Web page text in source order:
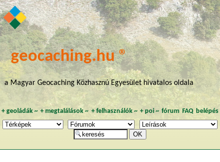
geocaching.hu ®
a Magyar Geocaching Közhasznú Egyesület hivatalos oldala
+ geoládák~ +megtalálások ~ + felhasználók~ + poi~ fórum FAQ belépés